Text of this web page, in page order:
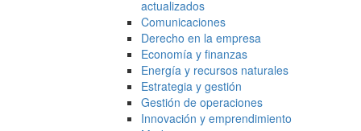
actualizados
Comunicaciones
Derecho en la empresa
Economía y finanzas
Energía y recursos naturales
Estrategia y gestión
Gestión de operaciones
Innovación y emprendimiento